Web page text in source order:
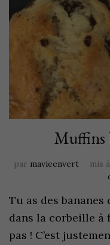
Muffins
par mavieenvert mis
Tu as des
dans la corbeille à
pas ! C’est